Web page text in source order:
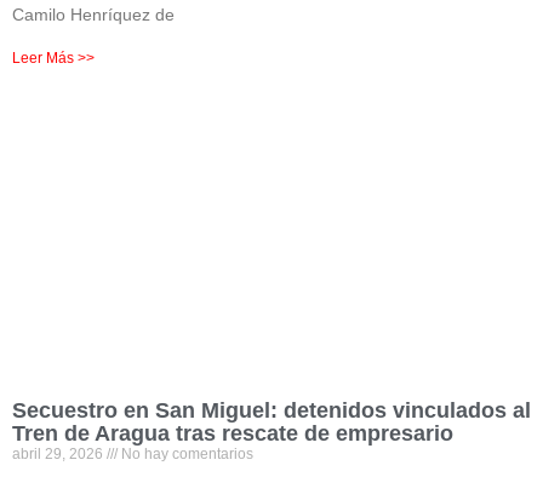
Camilo Henríquez de
Leer Más >>
Secuestro en San Miguel: detenidos vinculados al
Tren de Aragua tras rescate de empresario
abril 29, 2026 No hay comentarios